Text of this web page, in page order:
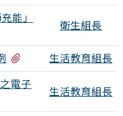
能」
衛生組長
有3個附檔生活教育組長
電子
生活教育組長